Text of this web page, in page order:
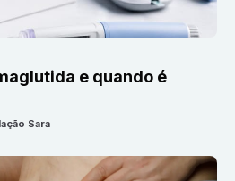
e quando é
Sara